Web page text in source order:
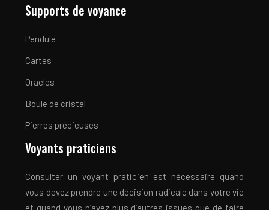
Supports de voyance
Pendule
Cartes
Oracles
Boule de cristal
Pierres précieuses
Voyants praticiens
Consulter un voyant praticien est nécessaire quand
vous devez prendre une décision radicale dans votre vie
et quand vous n’avez plus d’autres issues que de faire